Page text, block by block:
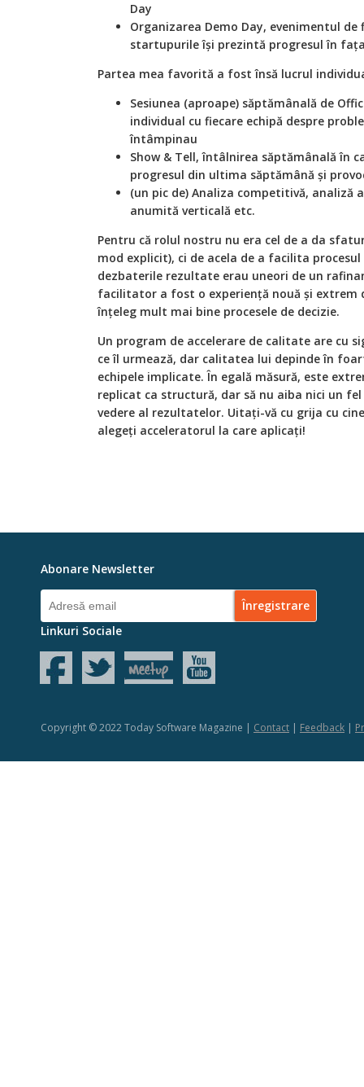
Day
Organizarea Demo Day, evenimentul
startupurile își prezintă progresul în
Partea mea favorită a fost însă lucrul
Sesiunea (aproape) săptămânală de
individual cu fiecare echipă despre
întâmpinau
Show & Tell, întâlnirea săptămânală în
progresul din ultima săptămână și
(un pic de) Analiza competitivă,
anumită verticală etc.
Pentru că rolul nostru nu era cel de a da
mod explicit), ci de acela de a facilita
dezbaterile rezultate erau uneori de un
facilitator a fost o experiență nouă și extrem
înțeleg mult mai bine procesele de decizie.
Un program de accelerare de calitate are cu
ce îl urmează, dar calitatea lui depinde în
echipele implicate. În egală măsură, este
replicat ca structură, dar să nu aiba nici un
vedere al rezultatelor. Uitați-vă cu grija cu
alegeți acceleratorul la care aplicați!
Abonare Newsletter
Linkuri Sociale
Copyright © 2022 Today Software Magazine | Contact | Feedback |